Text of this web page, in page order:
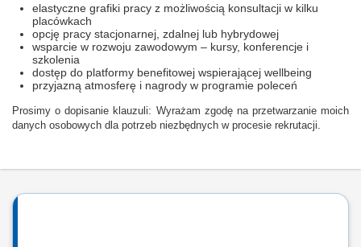
elastyczne grafiki pracy z możliwością konsultacji w kilku
placówkach
opcję pracy stacjonarnej, zdalnej lub hybrydowej
wsparcie w rozwoju zawodowym – kursy, konferencje i
szkolenia
dostęp do platformy benefitowej wspierającej wellbeing
przyjazną atmosferę i nagrody w programie poleceń
Prosimy o dopisanie klauzuli: Wyrażam zgodę na przetwarzanie moich
danych osobowych dla potrzeb niezbędnych w procesie rekrutacji.